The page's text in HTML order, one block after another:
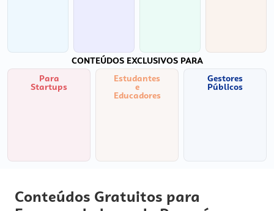
CONTEÚDOS EXCLUSIVOS PARA
Para
Startups
Estudantes
e
Educadores
Gestores
Públicos
Conteúdos Gratuitos para